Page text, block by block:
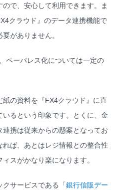
で、安心して利用できます。ま
クラウド』のデータ連携機能で
がありません。
ペーパレス化については一定の
の資料を『FX4クラウド』に直
るという印象です。とくに、金
携は従来からの懸案となってお
れば、あとはレジ情報との整合性
スがかなり楽になります。
サービスである「銀行信販デー